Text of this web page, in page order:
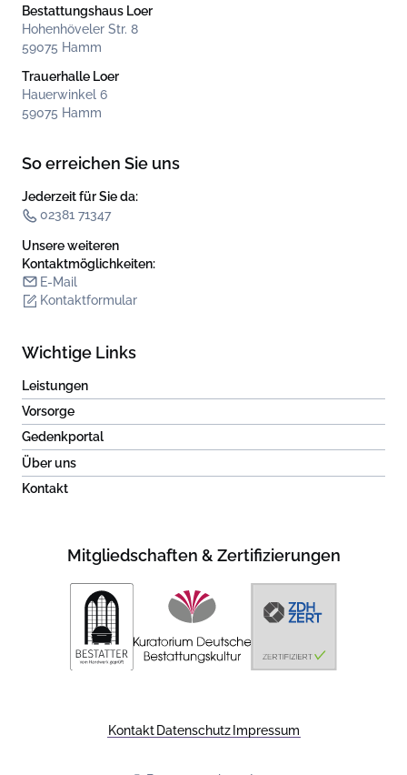
Bestattungshaus Loer
Hohenhöveler Str. 8
59075 Hamm
Trauerhalle Loer
Hauerwinkel 6
59075 Hamm
So erreichen Sie uns
Jederzeit für Sie da:
02381 71347
Unsere weiteren
Kontakt­möglichkeiten:
E-Mail
Kontaktformular
Wichtige Links
Leistungen
Vorsorge
Gedenkportal
Über uns
Kontakt
Mitgliedschaften & Zertifizierungen
Kontakt Datenschutz Impressum